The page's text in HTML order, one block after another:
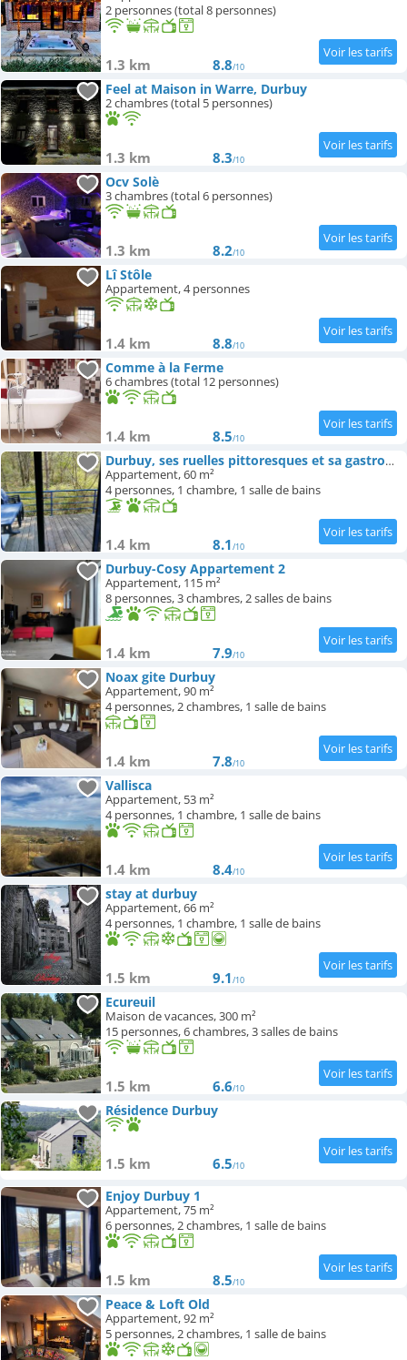
2 personnes (total 8 personnes)
1.3 km 8.8/10
Feel at Maison in Warre, Durbuy
2 chambres (total 5 personnes)
1.3 km 8.3/10
Ocv Solè
3 chambres (total 6 personnes)
1.3 km 8.2/10
Lî Stôle
Appartement, 4 personnes
1.4 km 8.8/10
Comme à la Ferme
6 chambres (total 12 personnes)
1.4 km 8.5/10
Durbuy, ses ruelles pittoresques et sa gastronomie
Appartement, 60 m²
4 personnes, 1 chambre, 1 salle de bains
1.4 km 8.1/10
Durbuy-Cosy Appartement 2
Appartement, 115 m²
8 personnes, 3 chambres, 2 salles de bains
1.4 km 7.9/10
Noax gite Durbuy
Appartement, 90 m²
4 personnes, 2 chambres, 1 salle de bains
1.4 km 7.8/10
Vallisca
Appartement, 53 m²
4 personnes, 1 chambre, 1 salle de bains
1.4 km 8.4/10
stay at durbuy
Appartement, 66 m²
4 personnes, 1 chambre, 1 salle de bains
1.5 km 9.1/10
Ecureuil
Maison de vacances, 300 m²
15 personnes, 6 chambres, 3 salles de bains
1.5 km 6.6/10
Résidence Durbuy
1.5 km 6.5/10
Enjoy Durbuy 1
Appartement, 75 m²
6 personnes, 2 chambres, 1 salle de bains
1.5 km 8.5/10
Peace & Loft Old
Appartement, 92 m²
5 personnes, 2 chambres, 1 salle de bains